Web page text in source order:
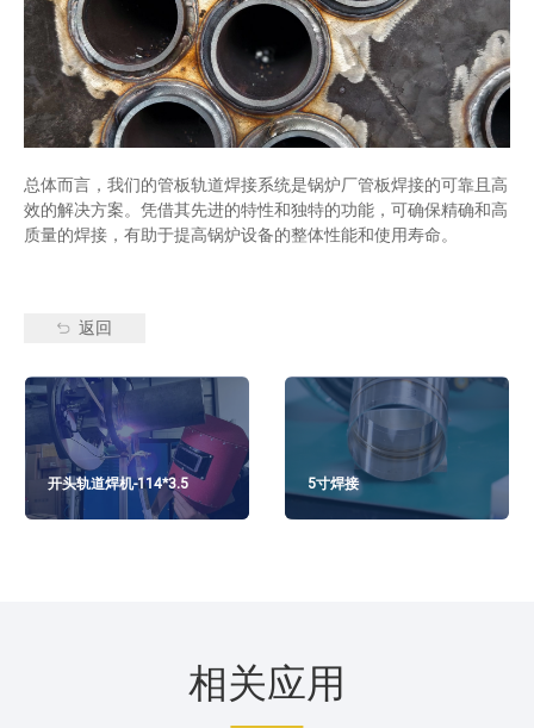
总体而言，我们的管板轨道焊接系统是锅炉厂管板焊接的可靠且高
效的解决方案。凭借其先进的特性和独特的功能，可确保精确和高
质量的焊接，有助于提高锅炉设备的整体性能和使用寿命。
返回
开头轨道焊机-114*3.5 5寸焊接
相关应用